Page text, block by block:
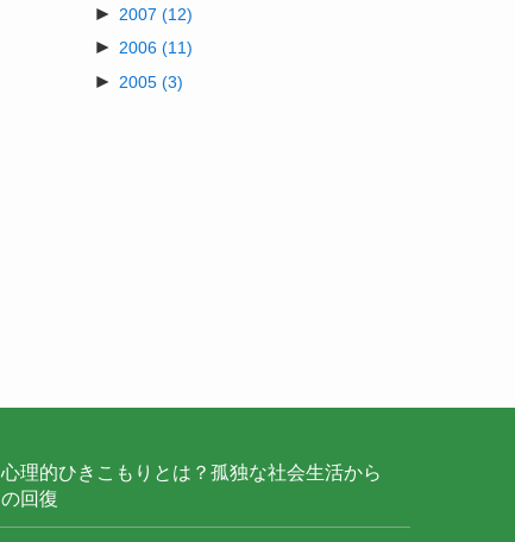
► 2007 (12)
► 2006 (11)
► 2005 (3)
心理的ひきこもりとは？孤独な社会生活から
の回復